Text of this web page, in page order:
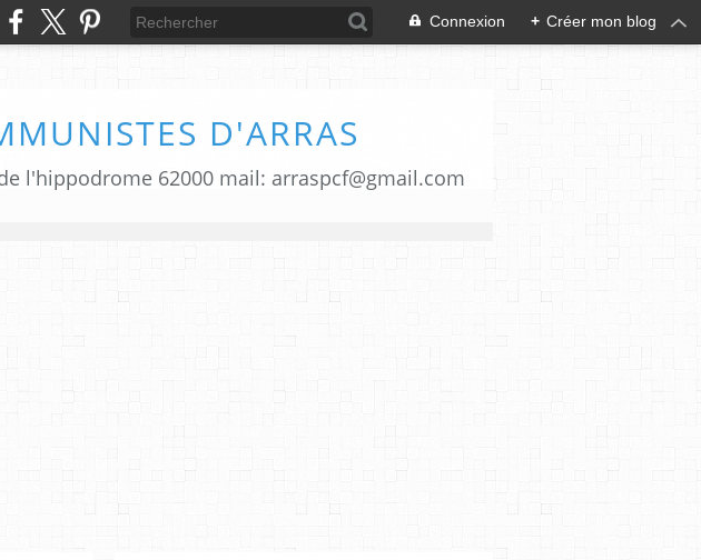
Connexion + Créer mon blog
D'ARRAS
l'hippodrome 62000 mail: arraspcf@gmail.com